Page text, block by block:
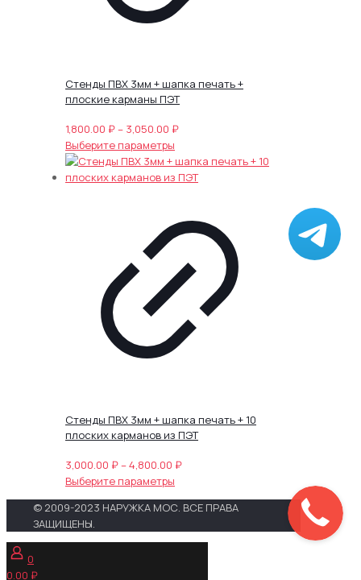
Стенды ПВХ 3мм + шапка печать +
плоские карманы ПЭТ
1,800.00 ₽– 3,050.00 ₽Диапазон
1,800.00 ₽
–
Выберите параметры
товар
имеет
Опции
можно
на
странице
товара.
Стенды ПВХ 3мм + шапка печать + 10
плоских карманов из ПЭТ
3,000.00 ₽–4,800.00 ₽Диапазон
3,000.00 ₽
–
4,800.00 ₽
Выберите параметры
товар
имеет
несколько
вариаций.
© 2009-2023 НАРУЖКА МОС. ВСЕ ПРАВА
ЗАЩИЩЕНЫ.
0
0.00 ₽